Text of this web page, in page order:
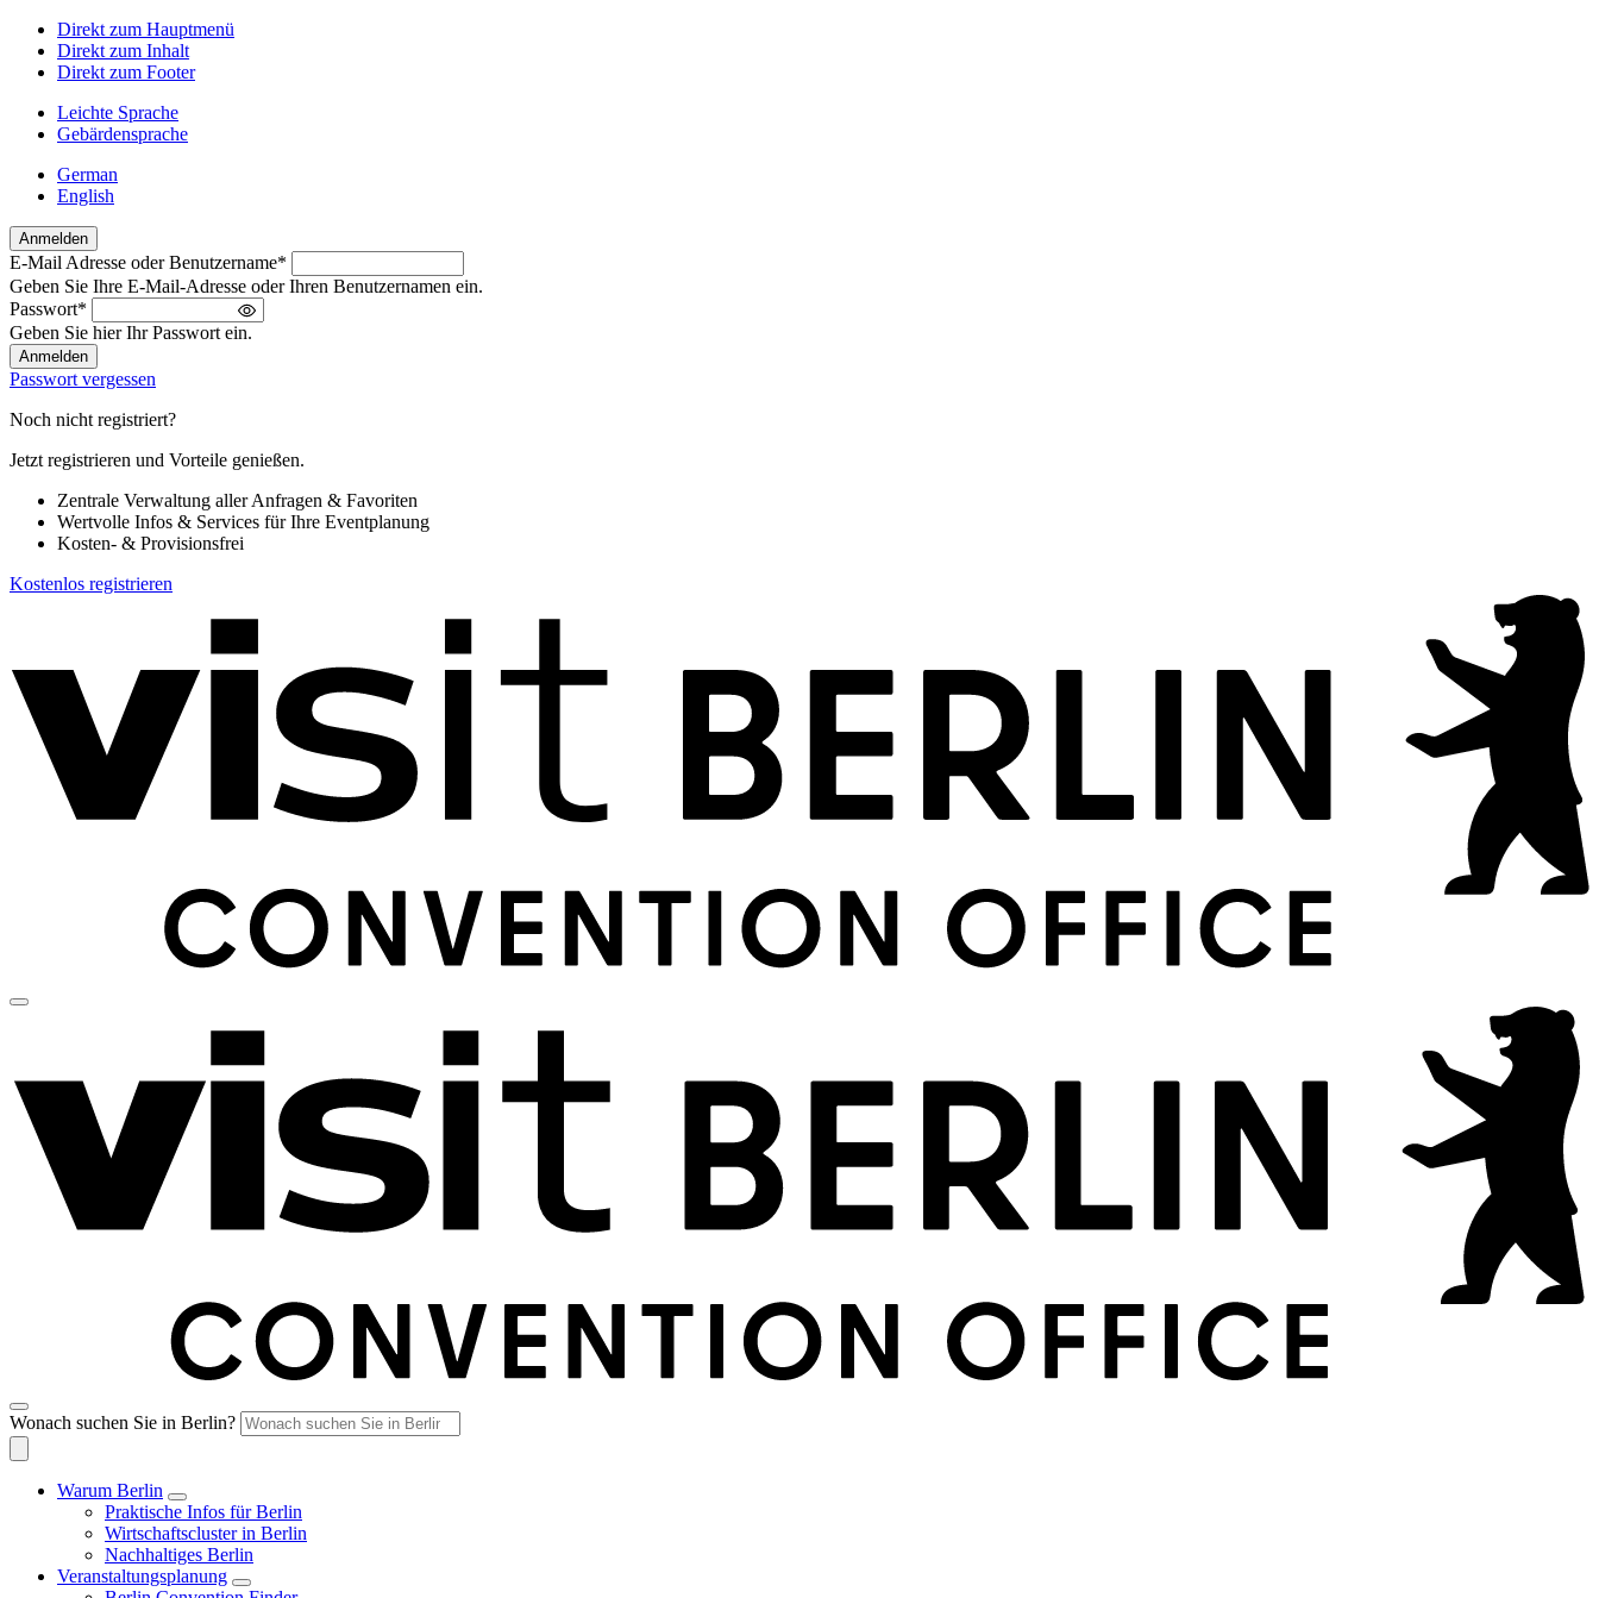
Direkt zum Hauptmenü
Direkt zum Inhalt
Direkt zum Footer
Leichte Sprache
Gebärdensprache
German
English
Anmelden
Willkommen
zurück!
Bitte
melden
Sie
sich
an
E-Mail Adresse oder Benutzername*
Geben Sie Ihre E-Mail-Adresse oder Ihren Benutzernamen ein.
Passwort*
Geben Sie hier Ihr Passwort ein.
Passwort vergessen
Noch nicht registriert?
Jetzt registrieren und Vorteile genießen.
Zentrale Verwaltung aller Anfragen & Favoriten
Wertvolle Infos & Services für Ihre Eventplanung
Kosten- & Provisionsfrei
Kostenlos registrieren
Wonach suchen Sie in Berlin?
Warum Berlin
Praktische Infos für Berlin
Wirtschaftscluster in Berlin
Nachhaltiges Berlin
Veranstaltungsplanung